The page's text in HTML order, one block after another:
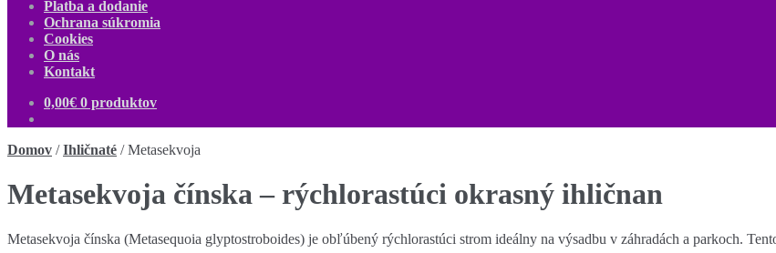
Platba a dodanie
Ochrana súkromia
Cookies
O nás
Kontakt
0,00€ 0 produktov
Domov /Ihličnaté /Metasekvoja
Metasekvoja čínska – rýchlorastúci okrasný ihličnan
Metasekvoja čínska (Metasequoia glyptostroboides) je obľúbený rýchlorastúci strom ideálny na výsadbu v záhradách a parkoch.